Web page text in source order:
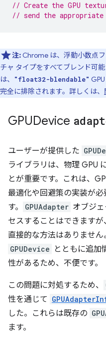
// Create the GPU
// send the appropriate
注: Chrome は、浮動小数点
チャ タイプをすべてブレンド可
は、
"float32-blendable"
完全に排除されます。詳しくは、
GPUDevice
ユーザーが提供した
ライブラリは、物理 GPU
とが重要です。これは、
最適化や回避策の実装が
す。
GPUAdapter オブジ
セスすることはできますが、
直接的な方法はありませ
GPUDevice
とともに追加
性があるため、不便です。
この問題に対処するため、
性を通じて
した。これらは既存の
ます。